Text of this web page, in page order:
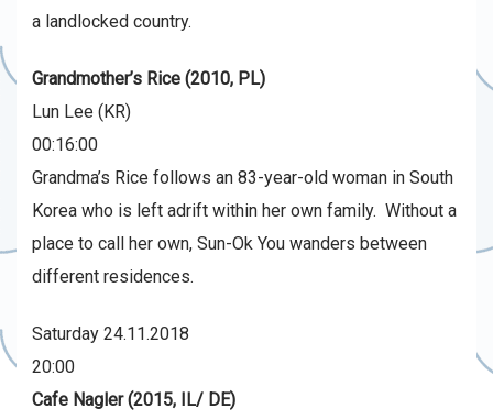
a landlocked country.
Grandmother’s Rice (2010, PL)
Lun Lee (KR)
00:16:00
Grandma’s Rice follows an 83-year-old woman in South
Korea who is left adrift within her own family. Without a
place to call her own, Sun-Ok You wanders between
different residences.
Saturday 24.11.2018
20:00
Cafe Nagler (2015, IL/ DE)